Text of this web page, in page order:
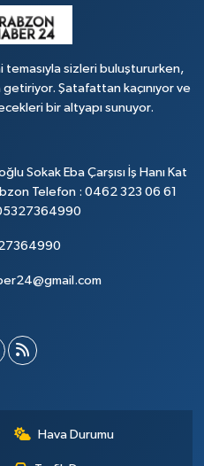
sizleri buluştururken,
Şatafattan kaçınıyor ve
bir altyapı sunuyor.
Sokak Eba Çarşısı İş Hanı Kat
Telefon : 0462 323 06 61
Hava Durumu